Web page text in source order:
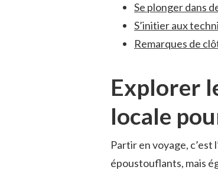
Se plonger dans
S’initier ⁣aux‍
Remarques ⁢de
Explorer
locale
Partir⁤ en voyage,
époustouflants,‍ mais⁢